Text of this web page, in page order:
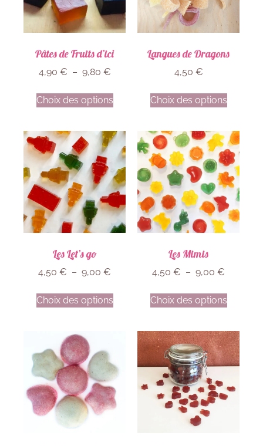
Pâtes de Fruits d’ici
4,90 € – 9,80 €
Choix des options
Langues de Dragons
4,50 €
Choix des options
Les Let’s go
4,50 € – 9,00 €
Choix des options
Les Mimis
4,50 € – 9,00 €
Choix des options